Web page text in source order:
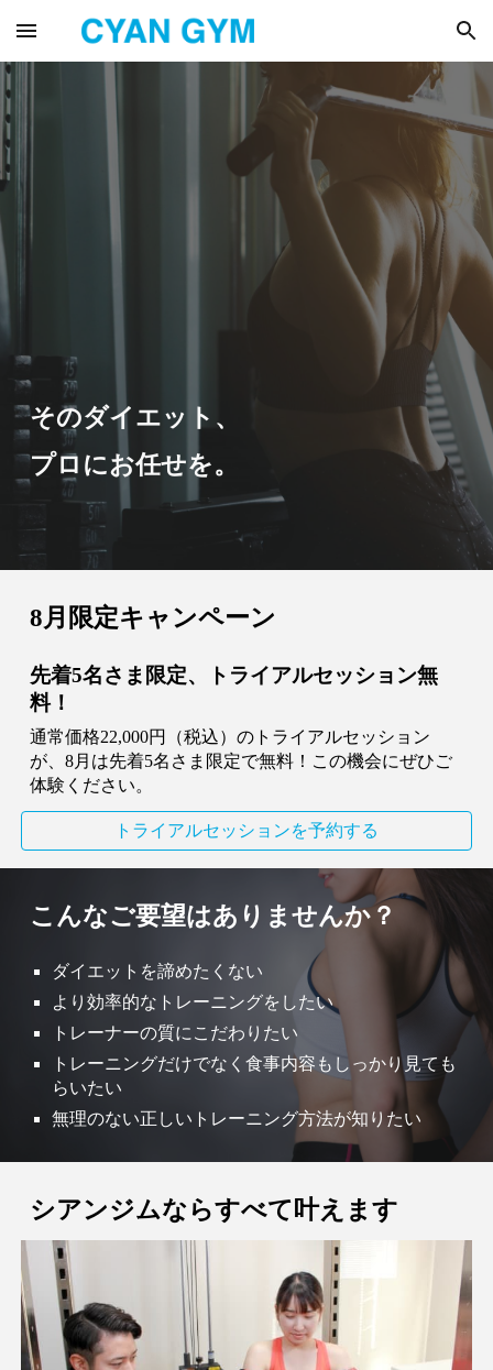
Skip to main content Skip to navigation
そのダイエット、
プロにお任せを。
8月限定キャンペーン
先着5名さま限定、トライアルセッション無
料！
通常価格22,000円（税込）のトライアルセッション
が、8月は先着5名さま限定で無料！この機会にぜひご
体験ください。
トライアルセッションを予約する
こんなご要望はありませんか？
ダイエットを諦めたくない
より効率的なトレーニングをしたい
トレーナーの質にこだわりたい
トレーニングだけでなく食事内容もしっかり見ても
らいたい
無理のない正しい トレーニング方法が知りたい
シアンジムならすべて叶えます